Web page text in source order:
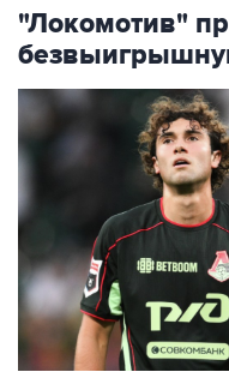
"Локомотив"